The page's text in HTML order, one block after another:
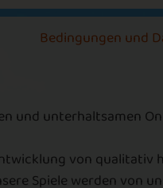
Match
Bedingungen und
und unterhaltsamen
von qualitativ
Spiele werden von